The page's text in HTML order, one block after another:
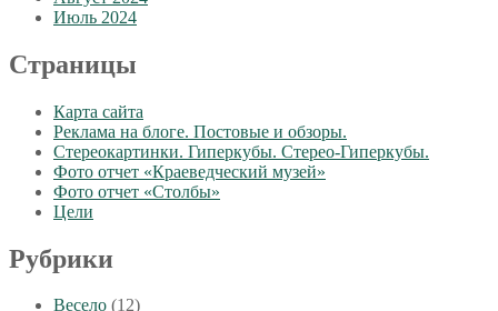
Июль 2024
Страницы
Карта сайта
Реклама на блоге. Постовые и обзоры.
Стереокартинки. Гиперкубы. Стерео-Гиперкубы.
Фото отчет «Краеведческий музей»
Фото отчет «Столбы»
Цели
Рубрики
Весело (12)